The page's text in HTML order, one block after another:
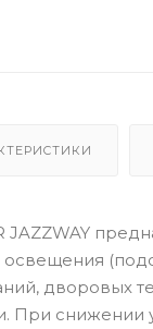
JAZZWAY
освещения
дворовых
При